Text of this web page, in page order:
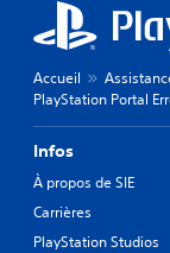
Accueil
PlayStation Portal
Infos
À propos de SIE
Carrières
PlayStation Studios